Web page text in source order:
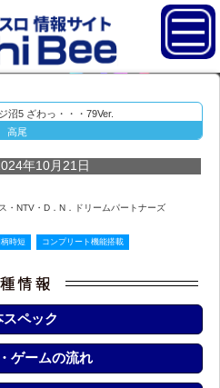
沼5 ざわっ・・・79Ver.
高尾
年10月21日
・NTV・D．N．ドリームパートナーズ
時短 コンプリート機能搭載
スペック
ゲームの流れ